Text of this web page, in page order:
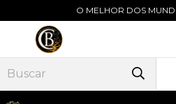
O MELHOR DOS